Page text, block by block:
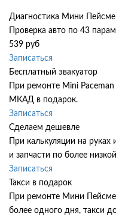
Диагностика Мини
Проверка авто по 43
539 руб
Записаться
Бесплатный эвакуатор
При ремонте Mini
МКАД в подарок.
Записаться
Сделаем дешевле
При калькуляции на
и запчасти по более
Записаться
Такси в подарок
При ремонте Мини
более одного дня, такси